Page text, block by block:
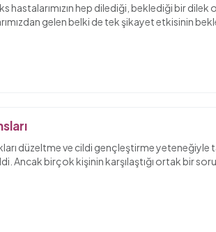
hastalarımızın hep dilediği, beklediği bir
gelen belki de tek şikayet etkisinin
düzeltme ve cildi gençleştirme
Ancak birçok kişinin karşılaştığı ortak bir